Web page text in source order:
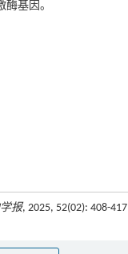
基因。
报, 2025, 52(02): 408-417